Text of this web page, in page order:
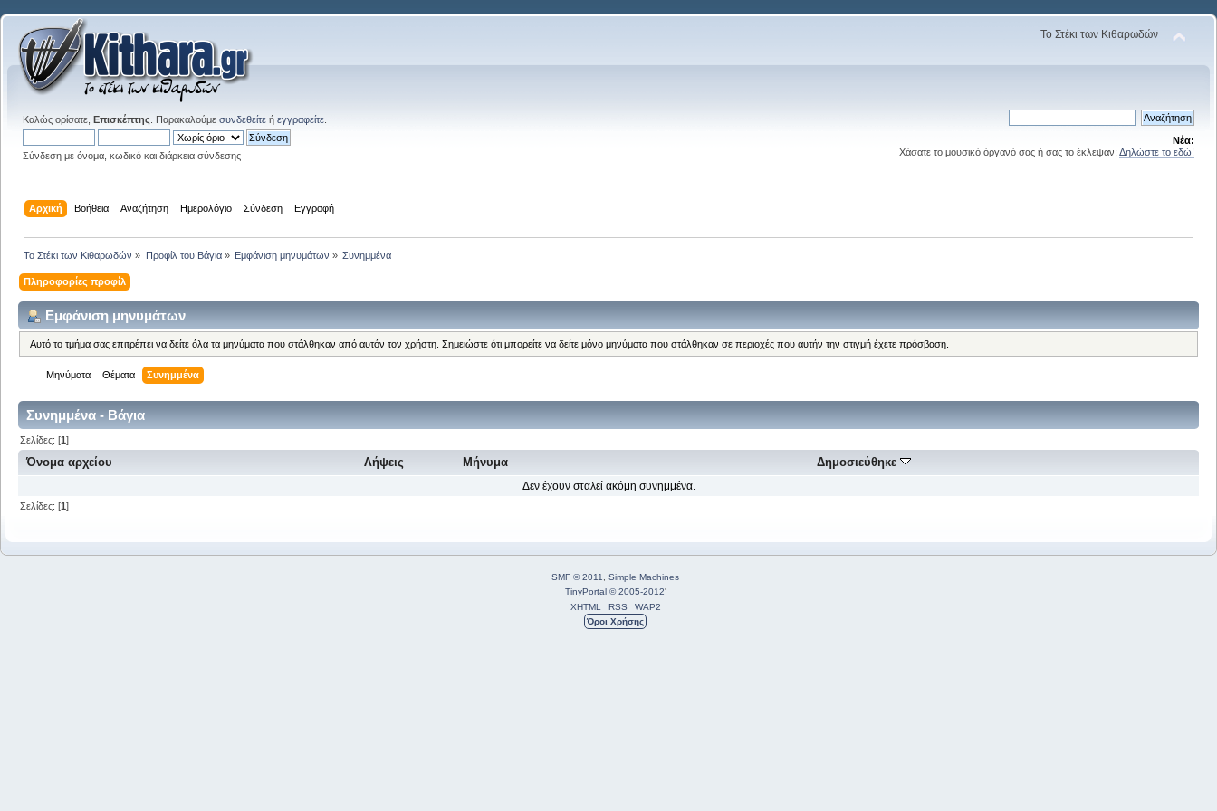
Το Στέκι των Κιθαρωδών
Καλώς ορίσατε, Επισκέπτης . Παρακαλούμε συνδεθείτε ή εγγραφείτε
Σύνδεση με όνομα, κωδικό και διάρκεια σύνδεσης
Νέα:
Χάσατε το μουσικό όργανό σας ή σας το έκλεψαν; Δηλώστε το εδώ!
Αρχική Βοήθεια Αναζήτηση Ημερολόγιο Σύνδεση Εγγραφή
Το Στέκι των Κιθαρωδών » Προφίλ του Bάγια» Εμφάνιση μηνυμάτων » Συνημμένα
Πληροφορίες προφίλ
Εμφάνιση μηνυμάτων
Αυτό το τμήμα σας επιτρέπει να δείτε όλα τα μηνύματα που στάλθηκαν από αυτόν τον χρήστη. Σημειώστε ότι μπορείτε να δείτε μόνο μηνύματα που στάλθηκαν σε περιοχές που αυτήν την στιγμή έχετε πρόσβαση.
Μηνύματα Θέματα Συνημμένα
Συνημμένα - Bάγια
Σελίδες: [1]
Όνομα αρχείου Λήψεις Μήνυμα Δημοσιεύθηκε
Δεν έχουν σταλεί ακόμη συνημμένα.
Σελίδες: [1]
SMF © 2011
Simple Machines
TinyPortal © 2005-2012'
XHTML
RSS
WAP2
Όροι Χρήσης